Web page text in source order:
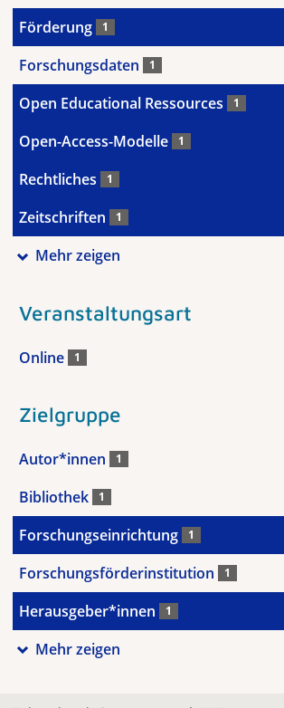
Förderung 1
Forschungsdaten 1
Open Educational Ressources 1
Open-Access-Modelle 1
Rechtliches 1
Zeitschriften 1
Mehr zeigen
Veranstaltungsart
Online 1
Zielgruppe
Autor*innen 1
Bibliothek 1
Forschungseinrichtung 1
Forschungsförderinstitution 1
Herausgeber*innen 1
Mehr zeigen